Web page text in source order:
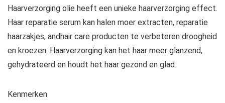
Haarverzorging olie heeft een unieke haarverzorging effect.
Haar reparatie serum kan halen moer extracten, reparatie
haarzakjes, andhair care producten te verbeteren droogheid
en kroezen. Haarverzorging kan het haar meer glanzend,
gehydrateerd en houdt het haar gezond en glad.
Kenmerken